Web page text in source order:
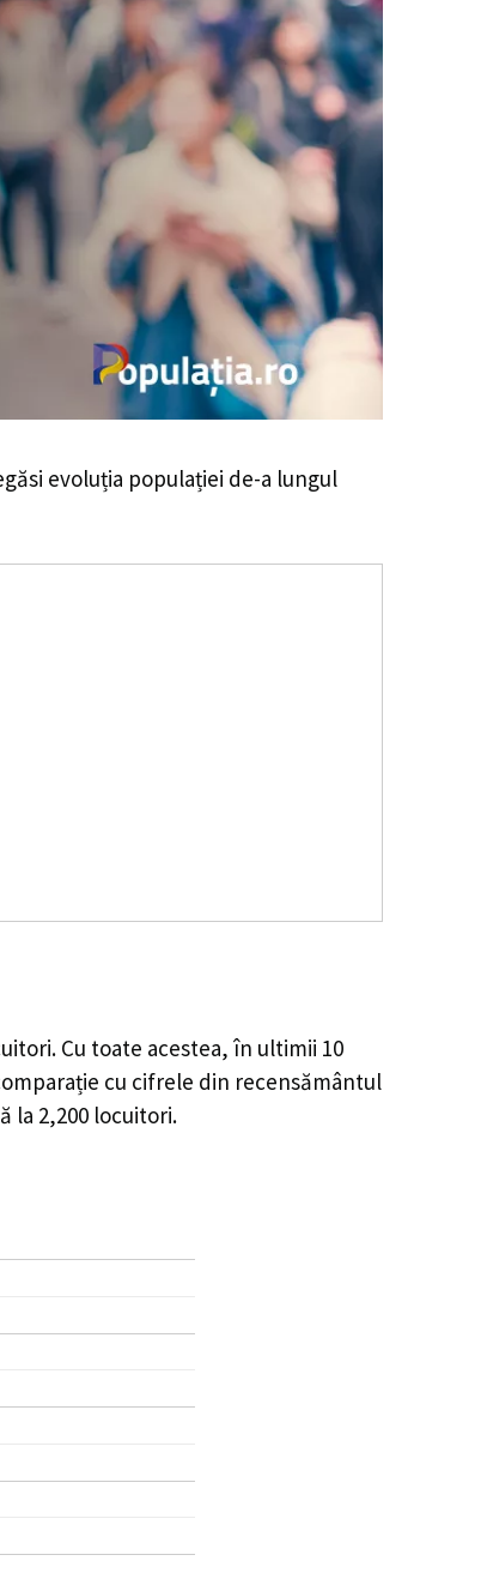
evoluția populației de-a lungul
Cu toate acestea, în ultimii 10
cu cifrele din recensământul
la 2,200 locuitori.